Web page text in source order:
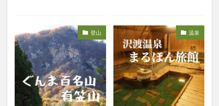
登山 温泉